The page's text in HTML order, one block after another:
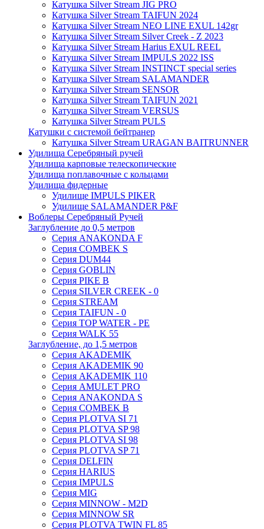
Катушка Silver Stream JIG PRO
Катушка Silver Stream TAIFUN 2024
Катушка Silver Stream NEO LINE EXUL 142gr
Катушка Silver Stream Silver Creek - Z 2023
Катушка Silver Stream Harius EXUL REEL
Катушка Silver Stream IMPULS 2022 ISS
Катушка Silver Stream INSTINCT special series
Катушка Silver Stream SALAMANDER
Катушка Silver Stream SENSOR
Катушка Silver Stream TAIFUN 2021
Катушка Silver Stream VERSUS
Катушка Silver Stream PULS
Катушки с системой бейтранер
Катушка Silver Stream URAGAN BAITRUNNER
Удилища Серебряный ручей
Удилища карповые телескопические
Удилища поплавочные с кольцами
Удилища фидерные
Удилище IMPULS PIKER
Удилище SALAMANDER P&F
Воблеры Серебряный Ручей
Заглубление до 0,5 метров
Серия ANAKONDA F
Серия COMBEK S
Серия DUM44
Серия GOBLIN
Серия PIKE B
Серия SILVER CREEK - 0
Серия STREAM
Серия TAIFUN - 0
Серия TOP WATER - PE
Серия WALK 55
Заглубление, до 1,5 метров
Серия AKADEMIK
Серия AKADEMIK 90
Серия AKADEMIK 110
Серия AMULET PRO
Серия ANAKONDA S
Серия COMBEK B
Серия PLOTVA SI 71
Серия PLOTVA SP 98
Серия PLOTVA SI 98
Серия PLOTVA SP 71
Серия DELFIN
Серия HARIUS
Серия IMPULS
Серия MIG
Серия MINNOW - M2D
Серия MINNOW SR
Серия PLOTVA TWIN FL 85